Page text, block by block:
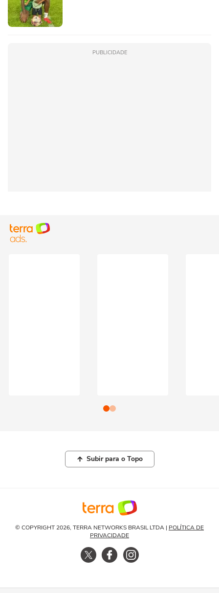
PUBLICIDADE
Subir para o Topo
© COPYRIGHT 2026, TERRA NETWORKS BRASIL LTDA | POLÍTICA DE
PRIVACIDADE